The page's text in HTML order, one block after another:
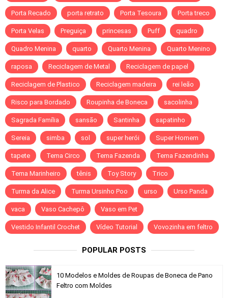
Porta Recado porta retrato Porta Tesoura Porta treco
Porta Velas Preguiça princesas Puff quadro
Quadro Menina quarto Quarto Menina Quarto Menino
raposa Reciclagem de Metal Reciclagem de papel
Reciclagem de Plastico Reciclagem madeira rei leão
Risco para Bordado Roupinha de Boneca sacolinha
Sagrada Família sansão Santinha sapatinho
Sereia simba sol super herói Super Homem
tapete Tema Circo Tema Fazenda Tema Fazendinha
Tema Marinheiro tênis Toy Story Trico
Turma da Alice Turma Ursinho Poo urso Urso Panda
vaca Vaso Cachepô Vaso em Pet
Vestido Infantil Crochet Vídeo Tutorial Vovozinha em feltro
POPULAR POSTS
10 Modelos e Moldes de Roupas de Boneca de Pano
Feltro com Moldes